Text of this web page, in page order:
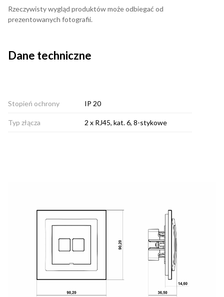
Rzeczywisty wygląd produktów może odbiegać od
prezentowanych fotografii.
Dane techniczne
Stopień ochrony IP 20
Typ złącza 2 x RJ45, kat. 6, 8-stykowe